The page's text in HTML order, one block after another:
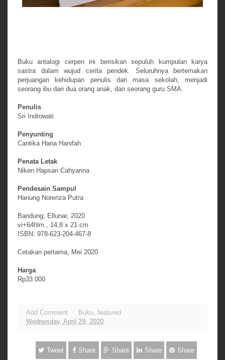
Buku antalogi cerpen ini berisikan sepuluh kumpulan karya
sastra dalam wujud cerita pendek. Seluruhnya bertemakan
perjuangan kehidupan penulis dari masa sekolah, menjadi
seorang ibu dari dua orang anak, dan seorang guru SMA.
Penulis
Sri Indrowati
Penyunting
Cantika Hana Hanifah
Penata Letak
Niken Hapsari Cahyarina
Pendesain Sampul
Hanung Norenza Putra
Bandung; Ellunar, 2020
vi+64hlm., 14,8 x 21 cm
ISBN: 978-623-204-467-8
Cetakan pertama, Mei 2020
Harga
Rp33.000
Add Comment Buku featured
Wednesday, April 29, 2020
Tweet Share Share Share Share